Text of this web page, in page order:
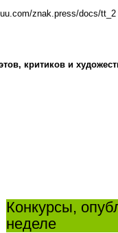
znak.press/docs/tt_2
критиков и
Конкурсы,
неделе